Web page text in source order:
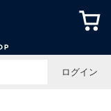
侍ジャパ
ログイン